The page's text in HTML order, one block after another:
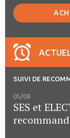
SUIVI DE
05/08
SES et